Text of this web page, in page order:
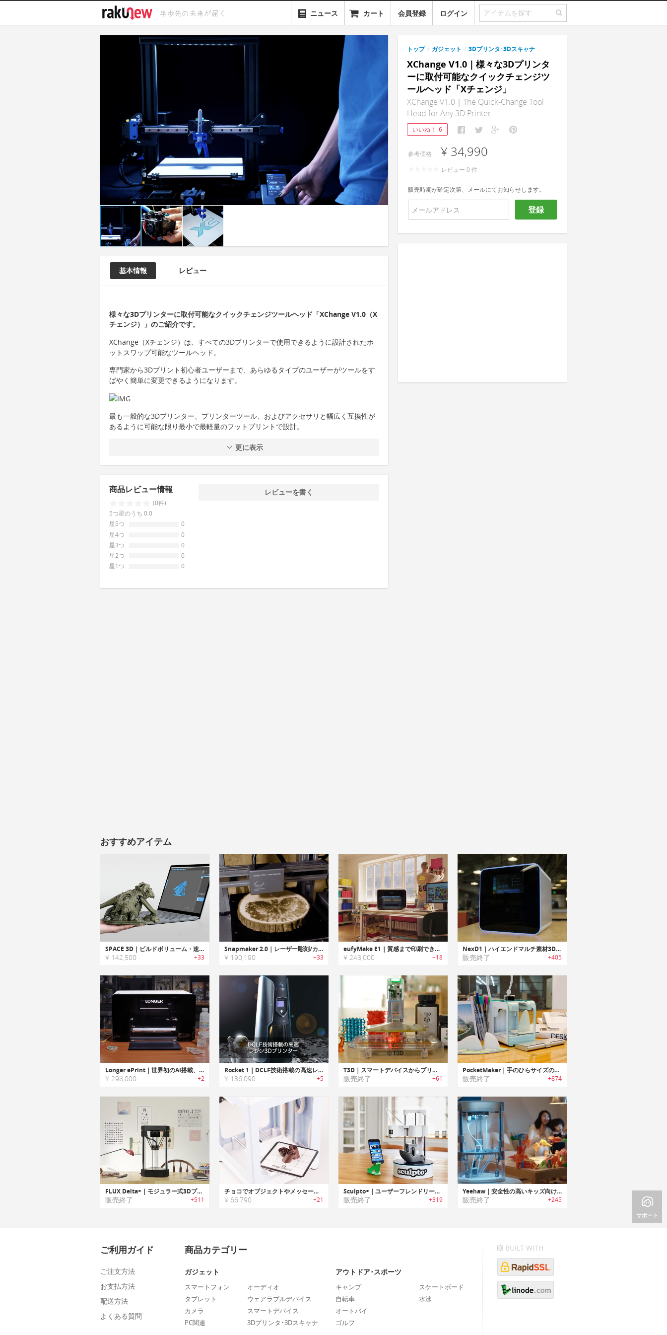
ニュース カート 会員登録 ログイン
基本情報 レビュー
様々な3Dプリンターに取付可能なクイックチェンジツールヘッド「XChange V1.0（X
チェンジ）」のご紹介です。
XChange（Xチェンジ）は、すべての3Dプリンターで使用できるように設計されたホ
ットスワップ可能なツールヘッド。
専門家から3Dプリント初心者ユーザーまで、あらゆるタイプのユーザーがツールをす
ばやく簡単に変更できるようになります。
最も一般的な3Dプリンター、プリンターツール、およびアクセサリと幅広く互換性が
あるように可能な限り最小で最軽量のフットプリントで設計。
更に表示
商品レビュー情報
(0件)
5つ星のうち 0.0
星5つ
0
星4つ
0
星3つ
0
星2つ
0
星1つ
0
レビューを書く
トップ / ガジェット / 3Dプリンタ･3Dスキャナ
XChange V1.0｜様々な3Dプリンタ
ーに取付可能なクイックチェンジツ
ールヘッド「Xチェンジ」
XChange V1.0｜The Quick-Change Tool
Head for Any 3D Printer
いいね！ 6
参考価格 ¥ 34,990
レビュー 0 件
販売時期が確定次第、メールにてお知らせします。
登録
おすすめアイテム
SPACE 3D｜ビルドボリューム・速度に優れたラージサイズSLA 3Dプリンター「スペース3D」
¥ 142,500 +33
Snapmaker 2.0｜レーザー彫刻/カット/CNCクレービング可能な3-in-1 3D プリンター「スナップメーカー2.0」
¥ 190,190 +33
eufyMake E1｜質感まで印刷できる！高精細3Dプリンター
¥ 243,000 +18
NexD1｜ハイエンドマルチ素材3D液体フルカラージェットプリンター「ネクスディーワン」
販売終了 +405
Longer ePrint｜世界初のAI搭載、超高速デュアルヘッド式パーソナルUVプリンター
¥ 298,000 +2
Rocket 1｜DCLF技術搭載の高速レジン3Dプリンター「ロケットワン」
¥ 136,090 +5
T3D｜スマートデバイスからプリント可能なポータブル3Dプリンター「T3D」
販売終了 +61
PocketMaker｜手のひらサイズのポータブル3Dプリンター「ポケットメーカー」
販売終了 +874
FLUX Delta+｜モジュラー式3Dプリンター
販売終了 +511
チョコでオブジェクトやメッセージが作れるチョコレート3Dプリンター「mycusini（マイクシーニ）」
¥ 66,790 +21
Sculpto+｜ユーザーフレンドリーデスクトップ３Dプリンター「スカルプトプラス」
販売終了 +319
Yeehaw｜安全性の高いキッズ向け3Dプリンター「イーハー」
販売終了 +245
サポート
ご利用ガイド
ご注文方法
お支払方法
配送方法
よくある質問
商品カテゴリー
ガジェット
スマートフォン
タブレット
カメラ
PC関連
オーディオ
ウェアラブルデバイス
スマートデバイス
3Dプリンタ･3Dスキャナ
アウトドア･スポーツ
キャンプ
自転車
オートバイ
ゴルフ
スケートボード
水泳
BUILT WITH